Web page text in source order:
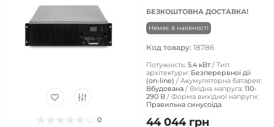
0
БЕЗКОШТОВНА ДОСТАВКА!
Немає в наявності
Код товару: 18786
Потужність: 5.4 кВт
Тип
архітектури: Безперервної дії
(on-line)
Акумуляторна батарея:
Вбудована
Вхідна напруга: 110-
290 В
Форма вихідної напруги:
Правильна синусоїда
44 044 грн